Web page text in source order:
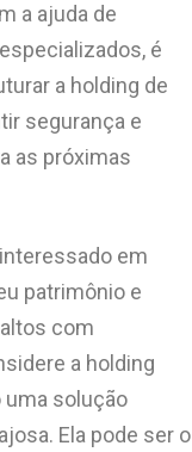
a ajuda de
é
a holding de
segurança e
as próximas
em
patrimônio e
com
a holding
solução
Ela pode ser o